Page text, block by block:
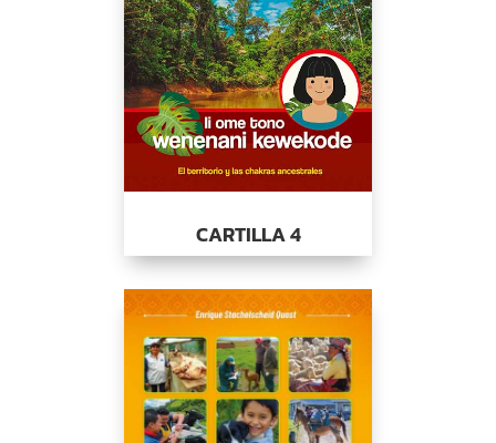
CARTILLA 4